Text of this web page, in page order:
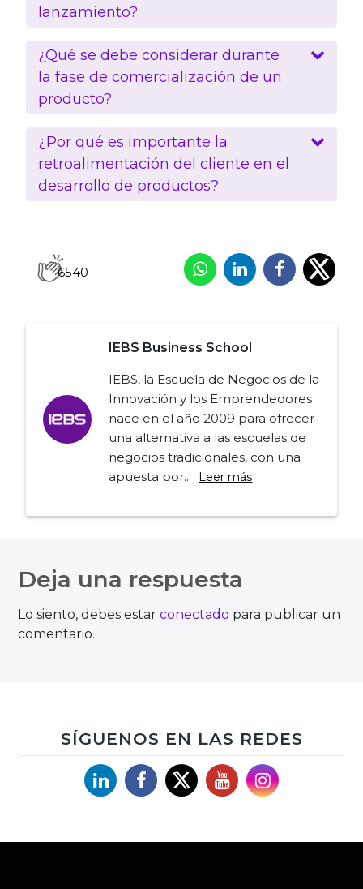
lanzamiento?
¿Qué se debe considerar durante
la fase de comercialización de un
producto?
¿Por qué es importante la
retroalimentación del cliente en el
desarrollo de productos?
6540
IEBS Business School
IEBS, la Escuela de Negocios de la
Innovación y los Emprendedores
nace en el año 2009 para ofrecer
una alternativa a las escuelas de
negocios tradicionales, con una
apuesta por...
Leer más
de
entradas
Deja una respuesta
Lo siento, debes estarconectado para publicar un
comentario.
SÍGUENOS EN LAS REDES
LinkedinFacebook
X YouTubeInstagram